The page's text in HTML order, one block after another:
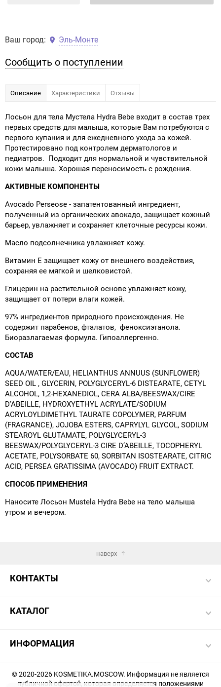
Ваш город: Эль-Монте
Сообщить о поступлении
Описание Характеристики Отзывы
Лосьон для тела Мустела Hydra Bebe входит в состав трех
первых средств для малыша, которые Вам потребуются с
первого купания и для ежедневного ухода за кожей.
Протестировано под контролем дерматологов и
педиатров. Подходит для нормальной и чувствительной
кожи малыша. Хорошая переносимость с рождения.
АКТИВНЫЕ КОМПОНЕНТЫ
Avocado Perseose - запатентованный ингредиент,
полученный из органических авокадо, защищает кожный
барьер, увлажняет и сохраняет клеточные ресурсы кожи.
Масло подсолнечника увлажняет кожу.
Витамин E защищает кожу от внешнего воздействия,
сохраняя ее мягкой и шелковистой.
Глицерин на растительной основе увлажняет кожу,
защищает от потери влаги кожей.
97% ингредиентов природного происхождения. Не
содержит парабенов, фталатов, феноксиэтанола.
Биоразлагаемая формула. Гипоаллергенно.
СОСТАВ
AQUA/WATER/EAU, HELIANTHUS ANNUUS (SUNFLOWER)
SEED OIL , GLYCERIN, POLYGLYCERYL-6 DISTEARATE, CETYL
ALCOHOL, 1,2-HEXANEDIOL, CERA ALBA/BEESWAX/CIRE
D’ABEILLE, HYDROXYETHYL ACRYLATE/SODIUM
ACRYLOYLDIMETHYL TAURATE COPOLYMER, PARFUM
(FRAGRANCE), JOJOBA ESTERS, CAPRYLYL GLYCOL, SODIUM
STEAROYL GLUTAMATE, POLYGLYCERYL-3
BEESWAX/POLYGLYCERYL-3 CIRE D’ABEILLE, TOCOPHERYL
ACETATE, POLYSORBATE 60, SORBITAN ISOSTEARATE, CITRIC
ACID, PERSEA GRATISSIMA (AVOCADO) FRUIT EXTRACT.
СПОСОБ ПРИМЕНЕНИЯ
Наносите Лосьон Mustela Hydra Bebe на тело малыша
утром и вечером.
наверх
КОНТАКТЫ
КАТАЛОГ
ИНФОРМАЦИЯ
© 2020-2026 KOSMETIKA.MOSCOW. Информация не является
публичной офертой, которая определяется положениями